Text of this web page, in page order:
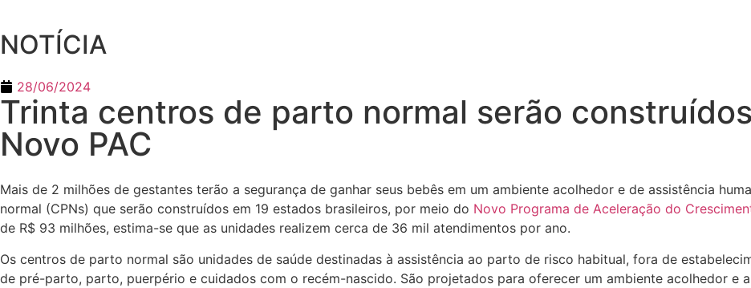
NOTÍCIA
28/06/2024
Trinta centros de parto normal serão
Novo PAC
Mais de 2 milhões de gestantes terão a segurança de ganhar seus bebês em um ambiente acolhedor e de assistência
normal (CPNs) que serão construídos em 19 estados brasileiros, por meio do Novo Programa de Aceleração do
de R$ 93 milhões, estima-se que as unidades realizem cerca de 36 mil atendimentos por ano.
Os centros de parto normal são unidades de saúde destinadas à assistência ao parto de risco habitual, fora de
de pré-parto, parto, puerpério e cuidados com o recém-nascido. São projetados para oferecer um ambiente acolhedor e